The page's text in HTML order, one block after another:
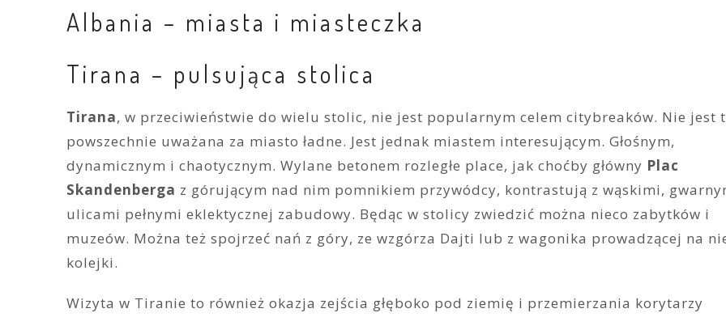
Albania – miasta i miasteczka
Tirana – pulsująca stolica
Tirana, w przeciwieństwie do wielu stolic, nie jest popularnym celem citybreaków. Nie jest
powszechnie uważana za miasto ładne. Jest jednak miastem interesującym. Głośnym,
dynamicznym i chaotycznym. Wylane betonem rozległe place, jak choćby główny Plac
Skandenberga z górującym nad nim pomnikiem przywódcy, kontrastują z wąskimi,
ulicami pełnymi eklektycznej zabudowy. Będąc w stolicy zwiedzić można nieco zabytków i
muzeów. Można też spojrzeć nań z góry, ze wzgórza Dajti lub z wagonika prowadzącej na
kolejki.
Wizyta w Tiranie to również okazja zejścia głęboko pod ziemię i przemierzania korytarzy